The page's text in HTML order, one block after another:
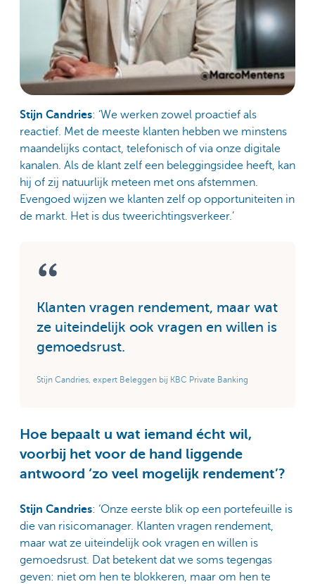
Stijn Candries: ‘We werken zowel proactief als
reactief. Met de meeste klanten hebben we minstens
maandelijks contact, telefonisch of via onze digitale
kanalen. Als de klant zelf een beleggingsidee heeft, kan
hij of zij natuurlijk meteen met ons afstemmen.
Evengoed wijzen we klanten zelf op opportuniteiten in
de markt. Het is dus tweerichtingsverkeer.’
Klanten vragen rendement, maar wat
ze uiteindelijk ook vragen en willen is
gemoedsrust.
Stijn Candries, expert Beleggen bij KBC Private Banking
Hoe bepaalt u wat iemand écht wil,
voorbij het voor de hand liggende
antwoord ‘zo veel mogelijk rendement’?
Stijn Candries: ‘Onze eerste blik op een portefeuille is
die van risicomanager. Klanten vragen rendement,
maar wat ze uiteindelijk ook vragen en willen is
gemoedsrust. Dat betekent dat we soms tegengas
geven: niet om hen te blokkeren, maar om hen te